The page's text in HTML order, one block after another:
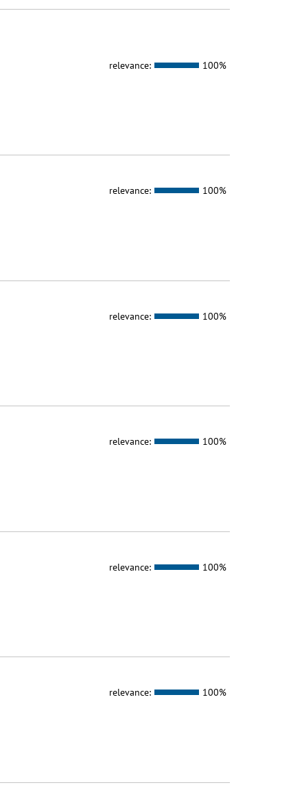
relevance: 100%
relevance: 100%
relevance: 100%
relevance: 100%
relevance: 100%
relevance: 100%